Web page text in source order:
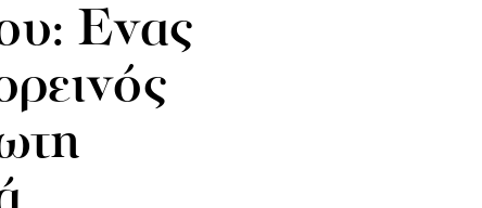
Eνας